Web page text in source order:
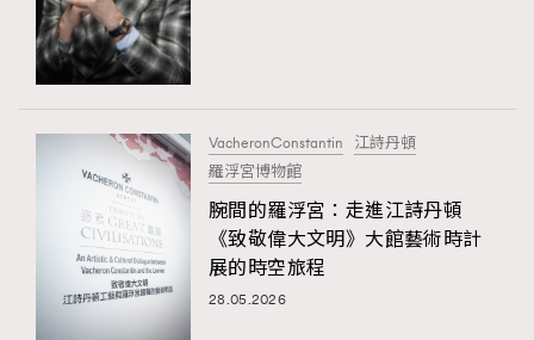
FigaroHub
FigaroIcon
FigaroInsight 156
FigaroIssue 271
FigaroJewellery
法國五月French May專訪四位香港文藝代表
VacheronConstantin
江詩丹頓
羅浮宮博物館
腕間的羅浮宮：走進江詩丹頓
《致敬偉大文明》大館藝術時計
展的時空旅程
28.05.2026